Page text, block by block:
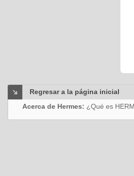
Regresar a la página inicial
Acerca de Hermes: ¿Qué es